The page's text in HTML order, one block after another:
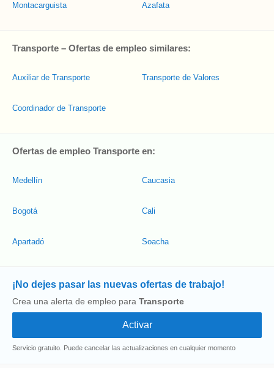
Montacarguista Azafata
Transporte – Ofertas de empleo similares:
Auxiliar de Transporte
Coordinador de Transporte
Transporte de Valores
Ofertas de empleo Transporte en:
Medellín
Bogotá
Apartadó
Caucasia
Cali
Soacha
¡No dejes pasar las nuevas ofertas de trabajo!
Crea una alerta de empleo para Transporte
Servicio gratuito. Puede cancelar las actualizaciones en cualquier momento